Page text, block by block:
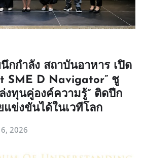
กกำลัง สถาบันอาหาร เปิด
SME D Navigator” ชู
งทุนคู่องค์ความรู้” ติดปีก
แข่งขันได้ในเวทีโลก
2026